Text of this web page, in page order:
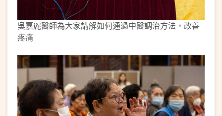
吳嘉麗醫師為大家講解如何通過中醫調治方法，改善
疼痛